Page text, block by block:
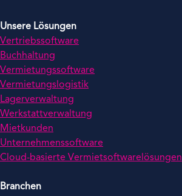
Unsere Lösungen
Vertriebssoftware
Buchhaltung
Vermietungssoftware
Vermietungslogistik
Lagerverwaltung
Werkstattverwaltung
Mietkunden
Unternehmenssoftware
Cloud-basierte Vermietsoftwarelösungen
Branchen